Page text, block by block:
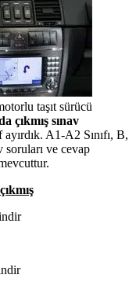
taşıt sürücü
çıkmış sınav
ayırdık. A1-A2 Sınıfı, B,
soruları ve cevap